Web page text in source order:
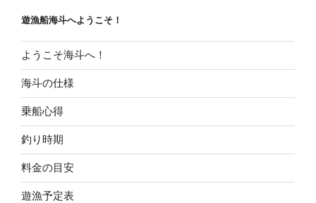
ン
遊漁船海斗へようこそ！
ようこそ海斗へ！
海斗の仕様
乗船心得
釣り時期
料金の目安
遊漁予定表